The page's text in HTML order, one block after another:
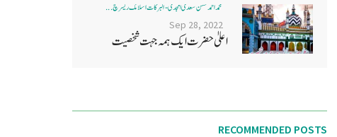
محمد احمد حسن سعدی امجدی - البرکات اسلامک ریسرچ ...
Sep 28, 2022
اعلیٰ حضرت ایک ہمہ جہت شخصیت
RECOMMENDED POSTS